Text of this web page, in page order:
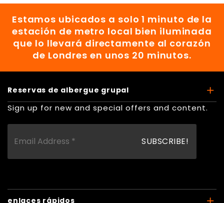
Estamos ubicados a solo 1 minuto de la
estación de metro local bien iluminada
que lo llevará directamente al corazón
de Londres en unos 20 minutos.
Reservas de albergue grupal
Sign up for new and special offers and content.
enlaces rápidos